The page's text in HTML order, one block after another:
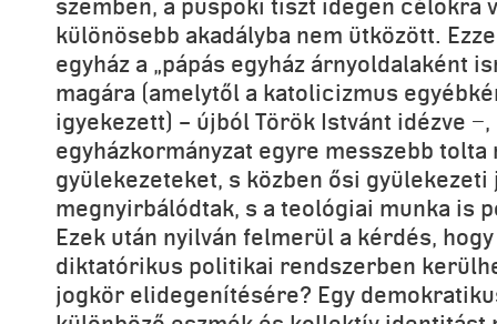
szemben, a püspöki tiszt idegen célokra
különösebb akadályba nem ütközött.
egyház a „pápás egyház árnyoldalaként
magára (amelytől a katolicizmus
igyekezett) – újból Török Istvánt idézve
egyházkormányzat egyre messzebb tolta
gyülekezeteket, s közben ősi gyülekezeti
megnyirbálódtak, s a teológiai munka is
Ezek után nyilván felmerül a kérdés,
diktatórikus politikai rendszerben
jogkör elidegenítésére? Egy